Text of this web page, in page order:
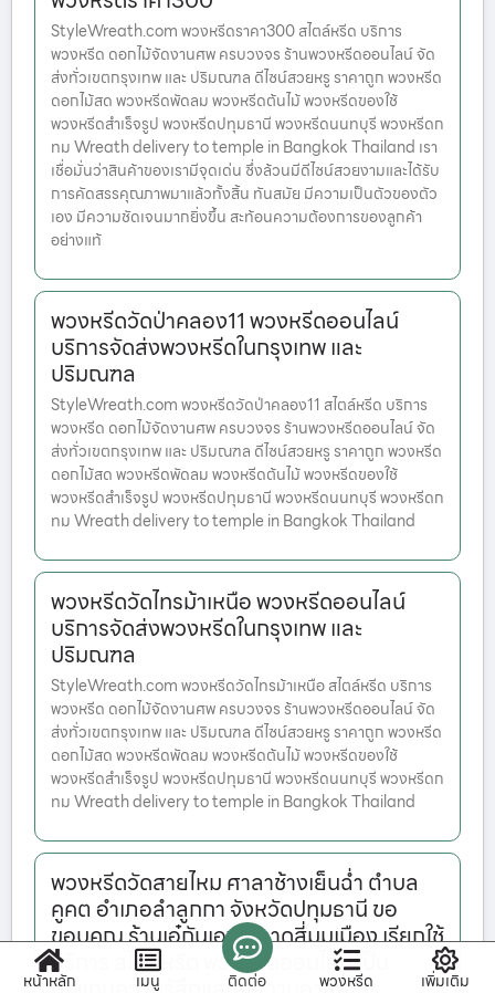
StyleWreath.com พวงหรีดราคา300 สไตล์หรีด บริการ
พวงหรีด ดอกไม้จัดงานศพ ครบวงจร ร้านพวงหรีดออนไลน์ จัด
ส่งทั่วเขตกรุงเทพ และ ปริมณฑล ดีไซน์สวยหรู ราคาถูก พวงหรีด
ดอกไม้สด พวงหรีดพัดลม พวงหรีดต้นไม้ พวงหรีดของใช้
พวงหรีดสำเร็จรูป พวงหรีดปทุมธานี พวงหรีดนนทบุรี พวงหรีดก
ทม Wreath delivery to temple in Bangkok Thailand เรา
เชื่อมั่นว่าสินค้าของเรามีจุดเด่น ซึ่งล้วนมีดีไซน์สวยงามและได้รับ
การคัดสรรคุณภาพมาแล้วทั้งสิ้น ทันสมัย มีความเป็นตัวของตัว
เอง มีความชัดเจนมากยิ่งขึ้น สะท้อนความต้องการของลูกค้า
อย่างแท้
พวงหรีดวัดป่าคลอง11 พวงหรีดออนไลน์
บริการจัดส่งพวงหรีดในกรุงเทพ และ
ปริมณฑล
StyleWreath.com พวงหรีดวัดป่าคลอง11 สไตล์หรีด บริการ
พวงหรีด ดอกไม้จัดงานศพ ครบวงจร ร้านพวงหรีดออนไลน์ จัด
ส่งทั่วเขตกรุงเทพ และ ปริมณฑล ดีไซน์สวยหรู ราคาถูก พวงหรีด
ดอกไม้สด พวงหรีดพัดลม พวงหรีดต้นไม้ พวงหรีดของใช้
พวงหรีดสำเร็จรูป พวงหรีดปทุมธานี พวงหรีดนนทบุรี พวงหรีดก
ทม Wreath delivery to temple in Bangkok Thailand
พวงหรีดวัดไทรม้าเหนือ พวงหรีดออนไลน์
บริการจัดส่งพวงหรีดในกรุงเทพ และ
ปริมณฑล
StyleWreath.com พวงหรีดวัดไทรม้าเหนือ สไตล์หรีด บริการ
พวงหรีด ดอกไม้จัดงานศพ ครบวงจร ร้านพวงหรีดออนไลน์ จัด
ส่งทั่วเขตกรุงเทพ และ ปริมณฑล ดีไซน์สวยหรู ราคาถูก พวงหรีด
ดอกไม้สด พวงหรีดพัดลม พวงหรีดต้นไม้ พวงหรีดของใช้
พวงหรีดสำเร็จรูป พวงหรีดปทุมธานี พวงหรีดนนทบุรี พวงหรีดก
ทม Wreath delivery to temple in Bangkok Thailand
พวงหรีดวัดสายไหม ศาลาช้างเย็นฉ่ำ ตำบล
คูคต อำเภอลำลูกกา จังหวัดปทุมธานี ขอ
ขอบคุณ ร้านเอ๋กันเอง ตลาดสี่มุมเมือง เรียกใช้
บริการ สไตล์หรีด พวงหรีดออนไลน์ เป็น
หน้าหลัก เมนู ติดต่อ พวงหรีด เพิ่มเติม